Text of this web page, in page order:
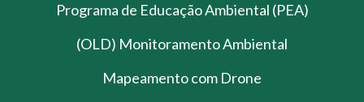
Programa de Educação Ambiental (PEA)
(OLD) Monitoramento Ambiental
Mapeamento com Drone